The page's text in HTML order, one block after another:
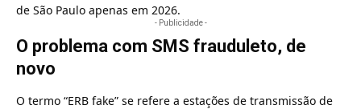
de São Paulo apenas em 2026.
- Publicidade -
O problema com SMS frauduleto, de
novo
O termo “ERB fake” se refere a estações de transmissão de